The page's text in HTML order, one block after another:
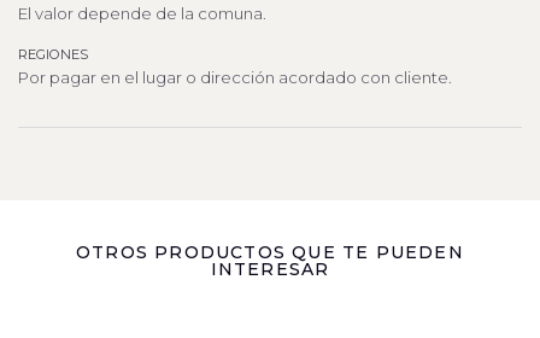
El valor depende de la comuna.
REGIONES
Por pagar en el lugar o dirección acordado con cliente.
OTROS PRODUCTOS QUE TE PUEDEN
INTERESAR